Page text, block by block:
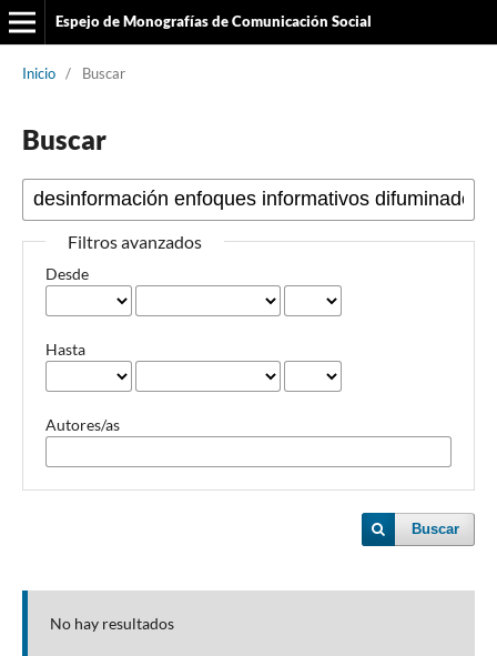
Espejo de Monografías de Comunicación Social
Inicio / Buscar
Buscar
Filtros avanzados
Desde
Hasta
Autores/as
Buscar
No hay resultados